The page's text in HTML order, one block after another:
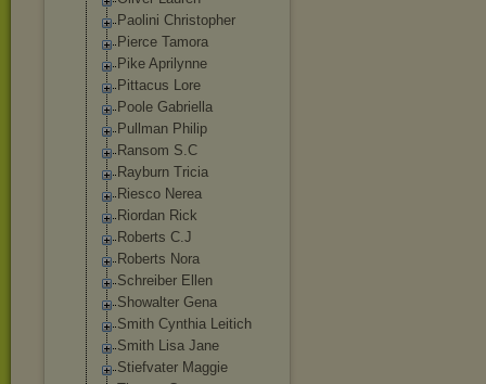
Paolini Christopher
Pierce Tamora
Pike Aprilynne
Pittacus Lore
Poole Gabriella
Pullman Philip
Ransom S.C
Rayburn Tricia
Riesco Nerea
Riordan Rick
Roberts C.J
Roberts Nora
Schreiber Ellen
Showalter Gena
Smith Cynthia Leitich
Smith Lisa Jane
Stiefvater Maggie